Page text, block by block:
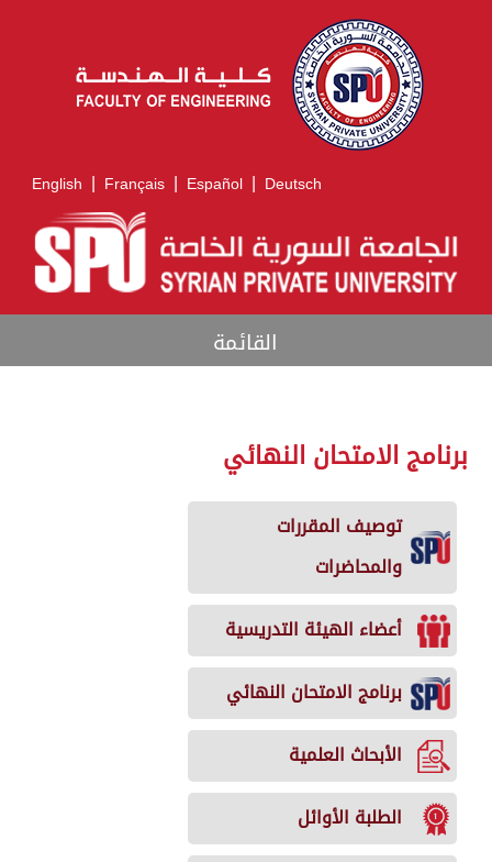
English | Français | Español | Deutsch
القائمة
برنامج الامتحان النهائي
توصيف المقررات
والمحاضرات
أعضاء الهيئة التدريسية
برنامج الامتحان النهائي
الأبحاث العلمية
الطلبة الأوائل